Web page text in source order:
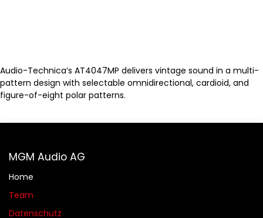
Audio-Technica’s AT4047MP delivers vintage sound in a multi-
pattern design with selectable omnidirectional, cardioid, and
figure-of-eight polar patterns.
MGM Audio AG
Home
Team
Datenschutz